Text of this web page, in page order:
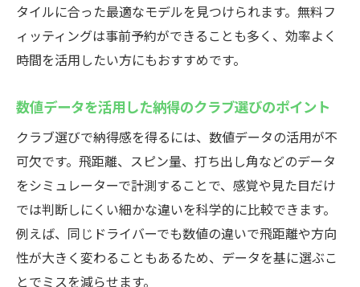
タイルに合った最適なモデルを見つけられます。無料フ
ィッティングは事前予約ができることも多く、効率よく
時間を活用したい方にもおすすめです。
数値データを活用した納得のクラブ選びのポイント
クラブ選びで納得感を得るには、数値データの活用が不
可欠です。飛距離、スピン量、打ち出し角などのデータ
をシミュレーターで計測することで、感覚や見た目だけ
では判断しにくい細かな違いを科学的に比較できます。
例えば、同じドライバーでも数値の違いで飛距離や方向
性が大きく変わることもあるため、データを基に選ぶこ
とでミスを減らせます。